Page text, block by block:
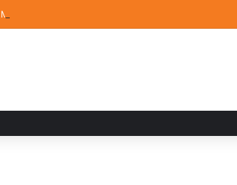
de la UDLAP destacan en el MUTVI 2026